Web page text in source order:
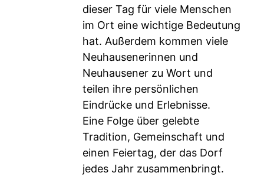
dieser Tag für viele Menschen
im Ort eine wichtige Bedeutung
hat. Außerdem kommen viele
Neuhausenerinnen und
Neuhausener zu Wort und
teilen ihre persönlichen
Eindrücke und Erlebnisse.
Eine Folge über gelebte
Tradition, Gemeinschaft und
einen Feiertag, der das Dorf
jedes Jahr zusammenbringt.